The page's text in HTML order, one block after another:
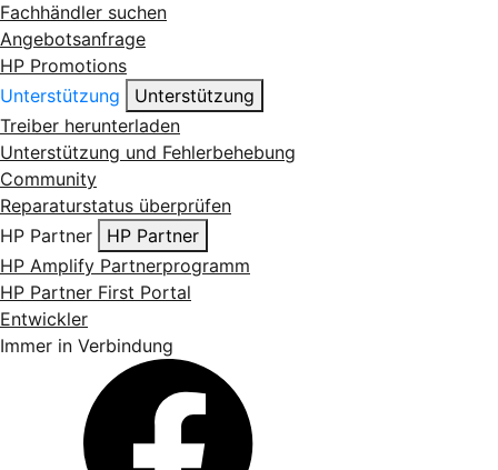
Fachhändler suchen
Angebotsanfrage
HP Promotions
Unterstützung
Unterstützung
Treiber herunterladen
Unterstützung und Fehlerbehebung
Community
Reparaturstatus überprüfen
HP Partner
HP Partner
HP Amplify Partnerprogramm
HP Partner First Portal
Entwickler
Immer in Verbindung